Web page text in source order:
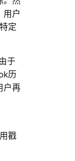
用户
定
于
历
户再
戳